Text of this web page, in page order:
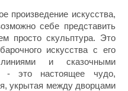
произведение искусства,
себе представить
просто скульптура. Это
искусства с его
и сказочными
- это настоящее чудо,
укрытая между дворцами